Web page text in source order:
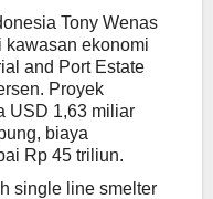
Tony Wenas
kawasan ekonomi
and Port Estate
Proyek
USD 1,63 miliar
biaya
Rp 45 triliun.
single line smelter